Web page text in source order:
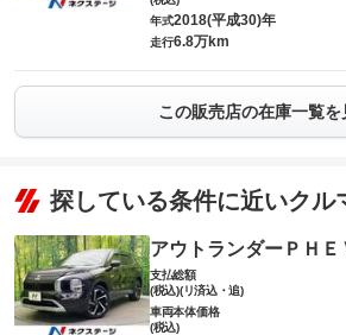
年式2018(平成30)年
走行6.8万km
この販売店の在庫一覧を
探している条件に近いクル
アウトランダーＰＨＥ
支払総額
(税込)(リ済込・追)
車両本体価格
(税込)